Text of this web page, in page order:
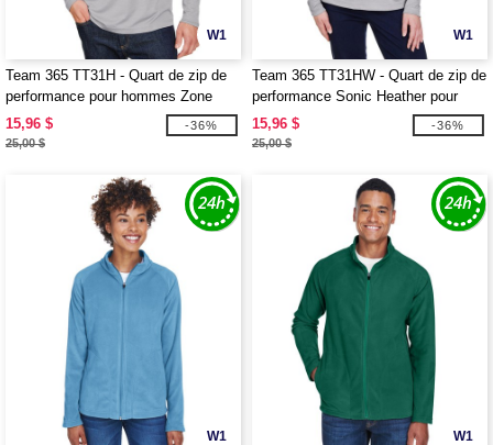
W1
Team 365 TT31H - Quart de zip de
performance pour hommes Zone
Sonic Heather
15,96 $
25,00 $
-36%
W1
Team 365 TT31HW - Quart de zip de
performance Sonic Heather pour
femmes Zone
15,96 $
25,00 $
-36%
W1 W1